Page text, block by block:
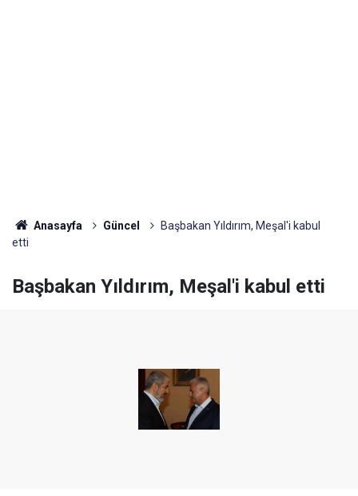
Anasayfa Güncel
Başbakan Yıldırım, Meşal'i kabul
etti
Başbakan Yıldırım, Meşal'i kabul etti